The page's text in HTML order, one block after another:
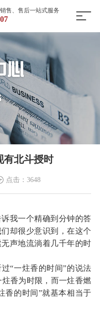
售、售后一站式服务
有北斗授时
点击：3648
我一个精确到分钟的答
却很少意识到，在这个
声地流淌着几千年的时
“一炷香的时间”的说法
香为时限，而一炷香燃
香的时间”就基本相当于